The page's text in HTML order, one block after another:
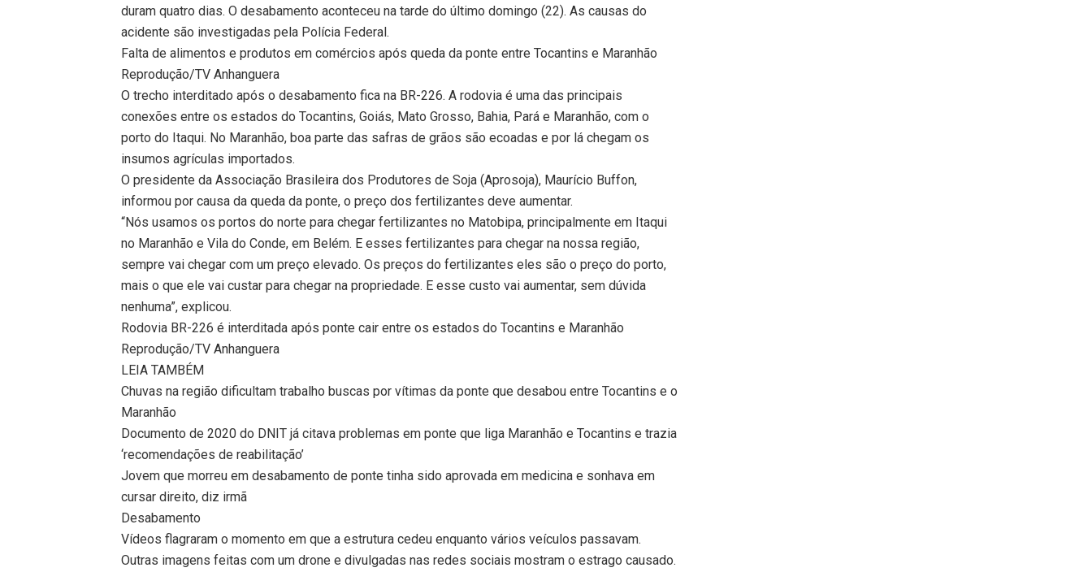
duram quatro dias. O desabamento aconteceu na tarde do último domingo (22). As causas do
acidente são investigadas pela Polícia Federal.
Falta de alimentos e produtos em comércios após queda da ponte entre Tocantins e Maranhão
Reprodução/TV Anhanguera
O trecho interditado após o desabamento fica na BR-226. A rodovia é uma das principais
conexões entre os estados do Tocantins, Goiás, Mato Grosso, Bahia, Pará e Maranhão, com o
porto do Itaqui. No Maranhão, boa parte das safras de grãos são ecoadas e por lá chegam os
insumos agrículas importados.
O presidente da Associação Brasileira dos Produtores de Soja (Aprosoja), Maurício Buffon,
informou por causa da queda da ponte, o preço dos fertilizantes deve aumentar.
“Nós usamos os portos do norte para chegar fertilizantes no Matobipa, principalmente em Itaqui
no Maranhão e Vila do Conde, em Belém. E esses fertilizantes para chegar na nossa região,
sempre vai chegar com um preço elevado. Os preços do fertilizantes eles são o preço do porto,
mais o que ele vai custar para chegar na propriedade. E esse custo vai aumentar, sem dúvida
nenhuma”, explicou.
Rodovia BR-226 é interditada após ponte cair entre os estados do Tocantins e Maranhão
Reprodução/TV Anhanguera
LEIA TAMBÉM
Chuvas na região dificultam trabalho buscas por vítimas da ponte que desabou entre Tocantins e o
Maranhão
Documento de 2020 do DNIT já citava problemas em ponte que liga Maranhão e Tocantins e trazia
‘recomendações de reabilitação’
Jovem que morreu em desabamento de ponte tinha sido aprovada em medicina e sonhava em
cursar direito, diz irmã
Desabamento
Vídeos flagraram o momento em que a estrutura cedeu enquanto vários veículos passavam.
Outras imagens feitas com um drone e divulgadas nas redes sociais mostram o estrago causado.